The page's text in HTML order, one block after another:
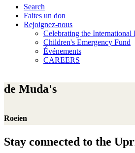
Search
Faites un don
Rejoignez-nous
Celebrating the International
Children's Emergency Fund
Événements
CAREERS
de Muda's
Roeien
Stay connected to the